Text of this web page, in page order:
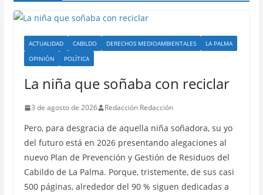
ACTUALIDAD CABILDO DERECHOS MEDIOAMBIENTALES
LA PALMA
OPINIÓN
POLÍTICA
La niña que soñaba con reciclar
3 de agosto de 2026 Redacción Redacción
Pero, para desgracia de aquella niña soñadora, su yo
del futuro está en 2026 presentando alegaciones al
nuevo Plan de Prevención y Gestión de Residuos del
Cabildo de La Palma. Porque, tristemente, de sus casi
500 páginas, alrededor del 90 % siguen dedicadas a